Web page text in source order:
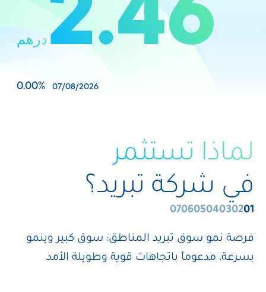
لماذا تستثمر
في شركة تبريد؟
01
02
03
04
05
06
07
فرصة نمو سوق تبريد المناطق: سوق كبير وينمو
بسرعة، مدعوماً باتجاهات قوية وطويلة الأمد